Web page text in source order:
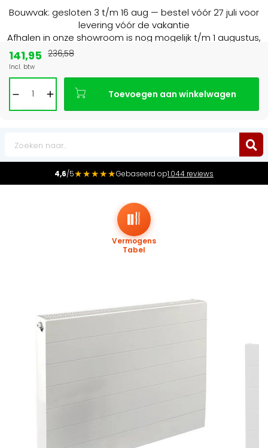
Bouwvak: gesloten 3 t/m 16 aug — bestel vóór 27 juli voor
levering vóór de vakantie
Afhalen in onze showroom is nog mogelijk t/m 1 augustus,
4,6/5★★★★★Gebaseerd op1.044 reviews
Vermogens
Tabel
141,95
Incl. btw
236,58
Toevoegen aan winkelwagen